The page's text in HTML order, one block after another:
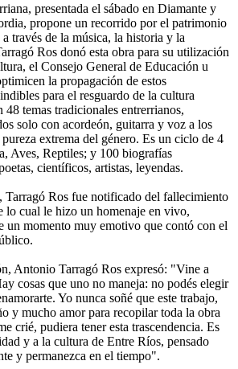
presentada el sábado en Diamante y
propone un recorrido por el patrimonio
través de la música, la historia y la
Ros donó esta obra para su utilización
el Consejo General de Educación u
la propagación de estos
para el resguardo de la cultura
48 temas tradicionales entrerrianos,
solo con acordeón, guitarra y voz a los
extrema del género. Es un ciclo de 4
Aves, Reptiles; y 100 biografías
científicos, artistas, leyendas.
Tarragó Ros fue notificado del fallecimiento
lo cual le hizo un homenaje en vivo,
un momento muy emotivo que contó con el
Antonio Tarragó Ros expresó: "Vine a
cosas que uno no maneja: no podés elegir
Yo nunca soñé que este trabajo,
y mucho amor para recopilar toda la obra
crié, pudiera tener esta trascendencia. Es
y a la cultura de Entre Ríos, pensado
y permanezca en el tiempo".